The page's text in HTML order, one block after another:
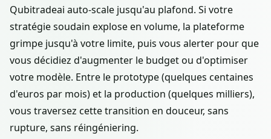
Qubitradeai auto-scale jusqu'au plafond. Si votre
stratégie soudain explose en volume, la plateforme
grimpe jusqu'à votre limite, puis vous alerter pour que
vous décidiez d'augmenter le budget ou d'optimiser
votre modèle. Entre le prototype (quelques centaines
d'euros par mois) et la production (quelques milliers),
vous traversez cette transition en douceur, sans
rupture, sans réingéniering.